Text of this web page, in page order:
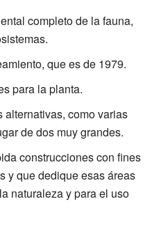
completo de la fauna,
que es de 1979.
para la planta.
como varias
de dos muy grandes.
construcciones con fines
y que dedique esas áreas
naturaleza y para el uso